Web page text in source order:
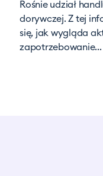
Rośnie udział
dorywczej. Z tej
się, jak wygląda
zapotrzebowanie...